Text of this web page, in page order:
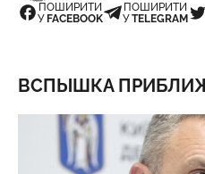
ПОШИРИТИ
У FACEBOOK
ПОШИРИТИ
УTELEGRAM
ВСПЫШКА